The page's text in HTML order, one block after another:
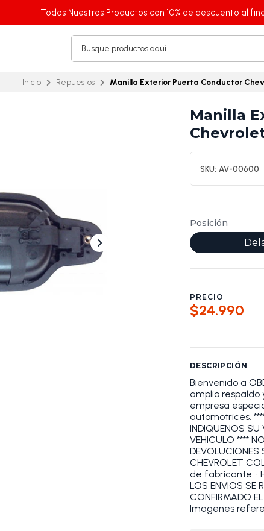
Todos Nuestros Productos con 10% de descuento al
Inicio Repuestos Manilla Exterior Puerta Conductor
Manilla
SKU: AV-00600
Posición
PRECIO
$24.990
DESCRIPCIÓN
Bienvenido a
amplio respaldo
empresa
automotrices. ****
INDIQUENOS SU
VEHICULO ****
DEVOLUCIONES
CHEVROLET
de fabricante. •
LOS ENVIOS SE
CONFIRMADO
Imagenes